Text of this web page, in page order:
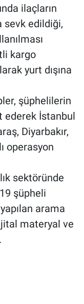
ilaçların
sevk edildiği,
kargo
yurt dışına
şüphelilerin
ederek İstanbul
Diyarbakır,
operasyon
sektöründe
şüpheli
arama
materyal ve